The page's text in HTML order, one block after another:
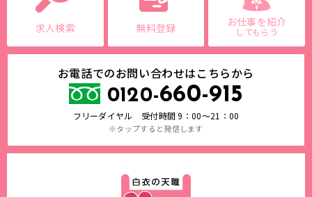
求人検索 無料登録 お仕事を紹介
してもらう
お電話でのお問い合わせはこちらから
0120-660-915
フリーダイヤル 受付時間 9：00～21：00
※タップすると発信します